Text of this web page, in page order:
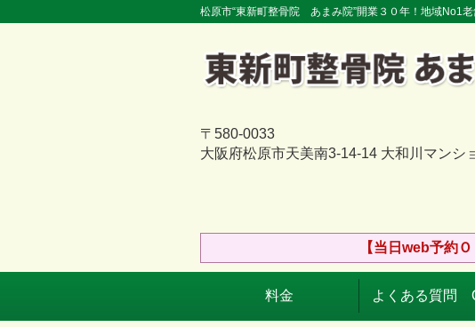
松原市“東新町整骨院 あまみ院”開業３０年！地域No1老
〒580-0033
大阪府松原市天美南3-14-14 大和川マンシ
【当日web予約
料金 よくある質問